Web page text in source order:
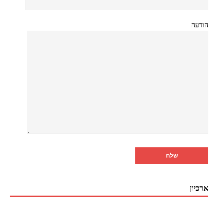
הודעה
ארכיון